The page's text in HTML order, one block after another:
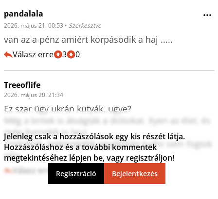
pandalala •••
2026. május 21. 00:53 • Szerkesztve
van az a pénz amiért korpásodik a haj .....
Válasz erre 3 0
Treeoflife
2026. május 20. 21:34
Ez szar ügy ukrán kutyák, ugye?
Még a britek is átvágták a diótokat. Ilyen az élet, és
még ilyenebb is lesz.
Szokjátok, legközelebb egyáltalán tudni sem fogtok
róla.
Válasz erre 4 0
Jelenleg csak a hozzászólások egy kis részét látja.
Hozzászóláshoz és a további kommentek
megtekintéséhez lépjen be, vagy regisztráljon!
Regisztráció Bejelentkezés